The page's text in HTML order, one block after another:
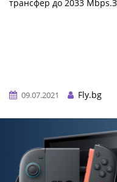
тpaнcфep дo 2033
09.07.2021
Fly.bg